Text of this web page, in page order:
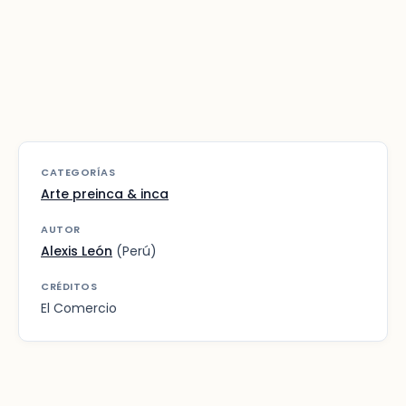
CATEGORÍAS
Arte preinca & inca
AUTOR
Alexis León (Perú)
CRÉDITOS
El Comercio